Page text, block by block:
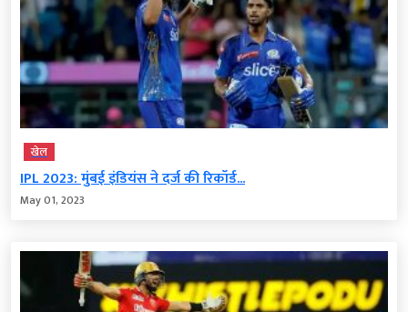
खेल
IPL 2023: मुंबई इंडियंस ने दर्ज की रिकॉर्ड...
May 01, 2023